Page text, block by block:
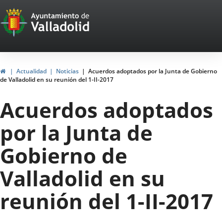
Portal
Web
del
Ayuntamiento
de
Valladolid
InicioActualidad Noticias
Acuerdos adoptados por la Junta de Gobierno
de Valladolid en su reunión del 1-II-2017
Acuerdos adoptados
por la Junta de
Gobierno de
Valladolid en su
reunión del 1-II-2017